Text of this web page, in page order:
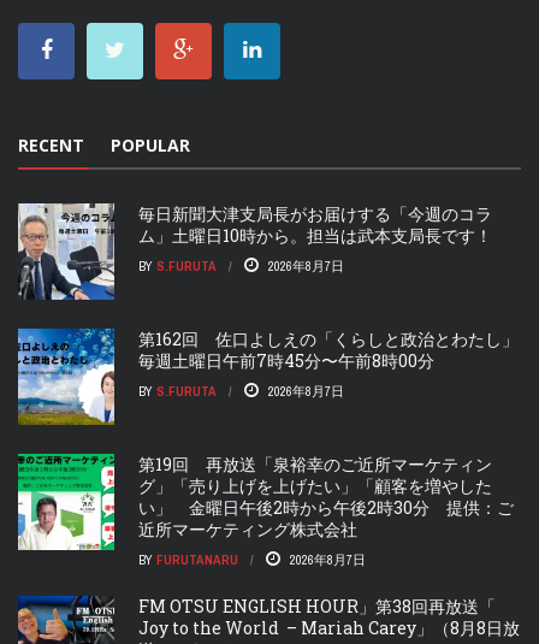
RECENT POPULAR
毎日新聞大津支局長がお届けする「今週のコラ
ム」土曜日10時から。担当は武本支局長です！
BY S.FURUTA 2026年8月7日
第162回 佐口よしえの「くらしと政治とわたし」
毎週土曜日午前7時45分〜午前8時00分
BY S.FURUTA 2026年8月7日
第19回 再放送「泉裕幸のご近所マーケティン
グ」「売り上げを上げたい」「顧客を増やした
い」 金曜日午後2時から午後2時30分 提供：ご
近所マーケティング株式会社
BY FURUTANARU 2026年8月7日
FM OTSU ENGLISH HOUR」第38回再放送「
Joy to the World – Mariah Carey」（8月8日放